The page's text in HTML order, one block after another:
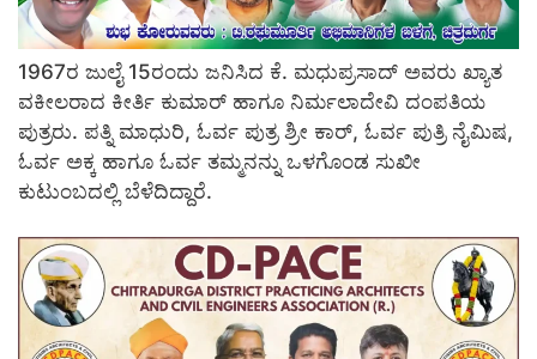
1967ರ ಜುಲೈ 15ರಂದು ಜನಿಸಿದ ಕೆ. ಮಧುಪ್ರಸಾದ್ ಅವರು ಖ್ಯಾತ
ವಕೀಲರಾದ ಕೀರ್ತಿ ಕುಮಾರ್ ಹಾಗೂ ನಿರ್ಮಲಾದೇವಿ ದಂಪತಿಯ
ಪುತ್ರರು. ಪತ್ನಿ ಮಾಧುರಿ, ಓರ್ವ ಪುತ್ರ ಶ್ರೀ ಕಾರ್, ಓರ್ವ ಪುತ್ರಿ ನೈಮಿಷ,
ಓರ್ವ ಅಕ್ಕ ಹಾಗೂ ಓರ್ವ ತಮ್ಮನನ್ನು ಒಳಗೊಂಡ ಸುಖೀ
ಕುಟುಂಬದಲ್ಲಿ ಬೆಳೆದಿದ್ದಾರೆ.